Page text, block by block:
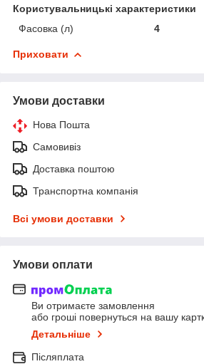
Користувальницькі характеристики
Фасовка (л)
4
Приховати
Умови доставки
Нова Пошта
Самовивіз
Доставка поштою
Транспортна компанія
Всі умови доставки
Умови оплати
Ви отримаєте замовлення
або гроші повернуться на вашу
Детальніше
Післяплата